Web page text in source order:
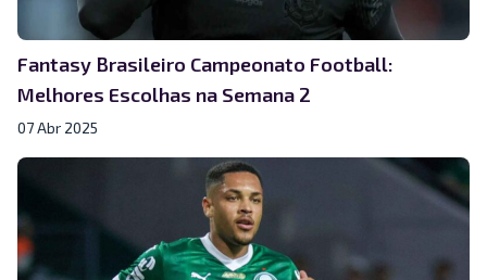
Fantasy Brasileiro Campeonato Football:
Melhores Escolhas na Semana 2
07 Abr 2025